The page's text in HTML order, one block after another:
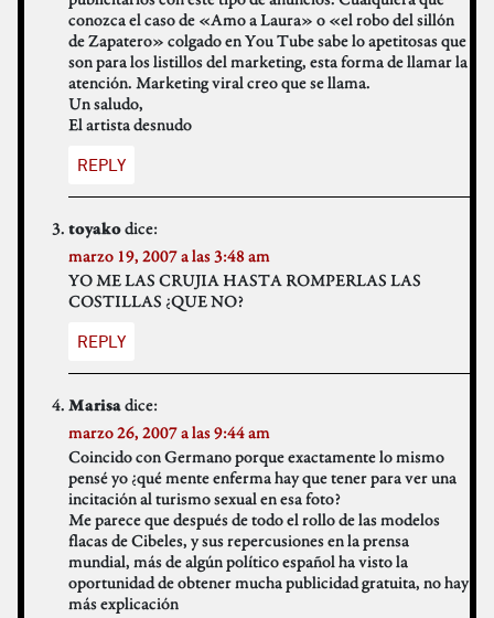
conozca el caso de «Amo a Laura» o «el robo del sillón
de Zapatero» colgado en You Tube sabe lo apetitosas que
son para los listillos del marketing, esta forma de llamar la
atención. Marketing viral creo que se llama.
Un saludo,
El artista desnudo
REPLY
toyakodice:
marzo 19, 2007 a las 3:48 am
YO ME LAS CRUJIA HASTA ROMPERLAS LAS
COSTILLAS ¿QUE NO?
REPLY
Marisadice:
marzo 26, 2007 a las 9:44 am
Coincido con Germano porque exactamente lo mismo
pensé yo ¿qué mente enferma hay que tener para ver una
incitación al turismo sexual en esa foto?
Me parece que después de todo el rollo de las modelos
flacas de Cibeles, y sus repercusiones en la prensa
mundial, más de algún político español ha visto la
oportunidad de obtener mucha publicidad gratuita, no hay
más explicación